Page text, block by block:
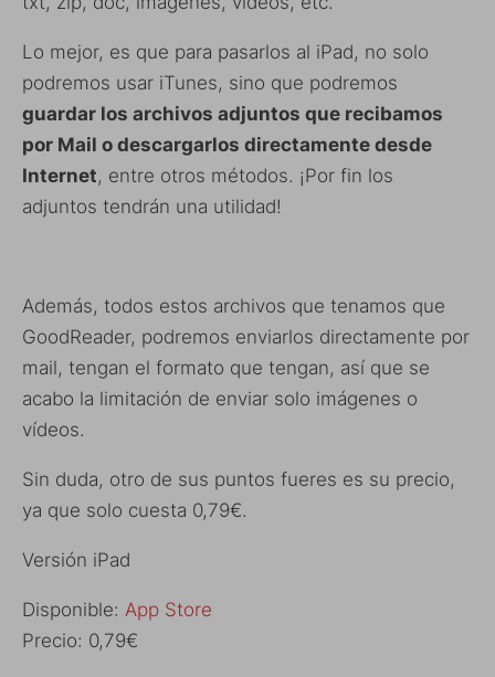
Lo mejor, es que para pasarlos al iPad, no solo
podremos usar iTunes, sino que podremos
guardar los archivos adjuntos que recibamos
por Mail o descargarlos directamente desde
Internet, entre otros métodos. ¡Por fin los
adjuntos tendrán una utilidad!
Además, todos estos archivos que tenamos que
GoodReader, podremos enviarlos directamente por
mail, tengan el formato que tengan, así que se
acabo la limitación de enviar solo imágenes o
vídeos.
Sin duda, otro de sus puntos fueres es su precio,
ya que solo cuesta 0,79€.
Versión iPad
Disponible: App Store
Precio: 0,79€